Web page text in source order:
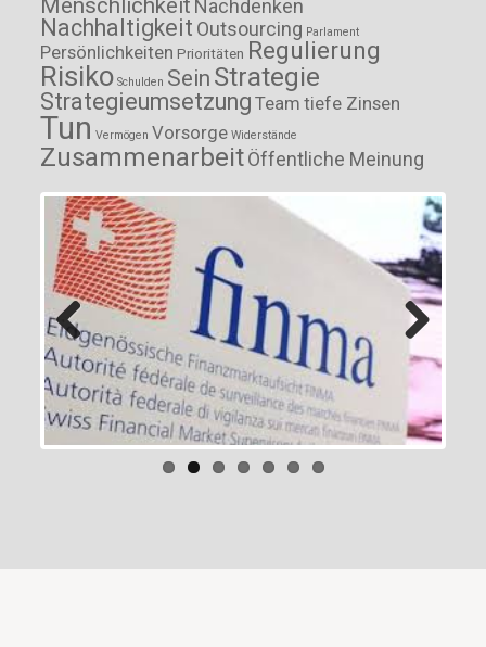
Menschlichkeit Nachdenken
Nachhaltigkeit Outsourcing Parlament
Persönlichkeiten Prioritäten Regulierung
Risiko Schulden Sein Strategie
Strategieumsetzung Team tiefe Zinsen
Tun Vermögen Vorsorge Widerstände
ZusammenarbeitÖffentliche Meinung
Previous